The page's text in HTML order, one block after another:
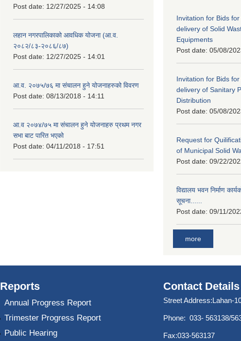
Post date: 12/27/2025 - 14:08
लहान नगरपालिकाको आवधिक योजना (आ.व.
२०८२/८३-२०८६/८७)
Post date: 12/27/2025 - 14:01
आ.व. २०७५/७६ मा संचालन हुने योजनाहरुको विवरण
Post date: 08/13/2018 - 14:11
आ.व २०७४/७५ मा संचालन हुने योजनाहरु प्रथम नगर
सभा बाट पारित भएको
Post date: 04/11/2018 - 17:51
Invitation for Bids
delivery of Solid
Equipments
Post date: 05/08/
Invitation for Bids
delivery of Sanitary
Distribution
Post date: 05/08/
Request for
of Municipal Solid
Post date: 09/22/
विद्यालय भवन निर्माण
सूचना......
Post date: 09/11/
more
Reports
Annual Progress Report
Trimester Progress Report
Public Hearing
Contact Details
Street Address:Lahan-
Phone: 033- 563138/
Fax:033-563137